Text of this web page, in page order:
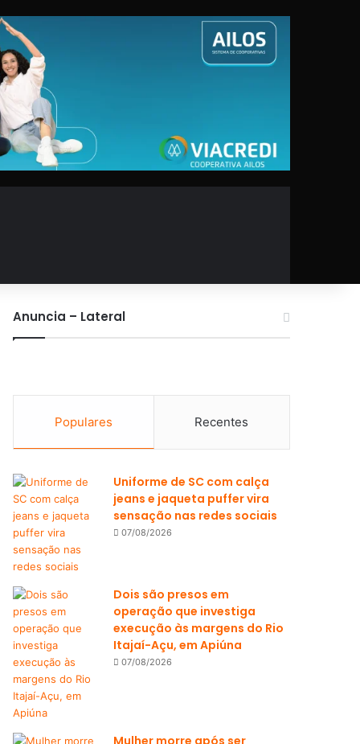
Anuncia – Lateral
Populares Recentes
Uniforme de SC com calça
jeans e jaqueta puffer vira
sensação nas redes sociais
07/08/2026
Dois são presos em
operação que investiga
execução às margens do Rio
Itajaí-Açu, em Apiúna
07/08/2026
Mulher morre após ser